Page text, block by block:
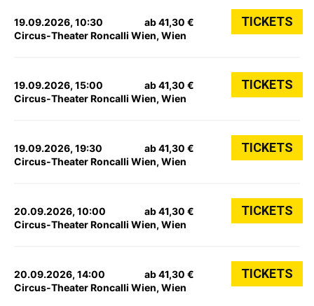
19.09.2026, 10:30
Circus-Theater Roncalli Wien, Wien
ab 41,30 € TICKETS
19.09.2026, 15:00
Circus-Theater Roncalli Wien, Wien
ab 41,30 € TICKETS
19.09.2026, 19:30
Circus-Theater Roncalli Wien, Wien
ab 41,30 € TICKETS
20.09.2026, 10:00
Circus-Theater Roncalli Wien, Wien
ab 41,30 € TICKETS
20.09.2026, 14:00
Circus-Theater Roncalli Wien, Wien
ab 41,30 € TICKETS